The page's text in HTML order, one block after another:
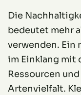
Die
bedeutet mehr
verwenden. Ein
im Einklang mit
Ressourcen
Artenvielfalt.